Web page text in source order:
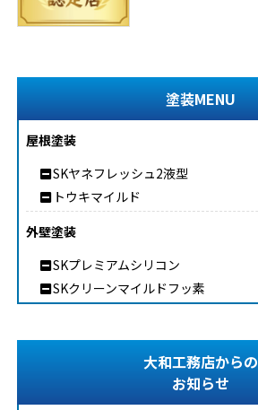
塗装MENU
屋根塗装
SKヤネフレッシュ2液型
トウキマイルド
外壁塗装
SKプレミアムシリコン
SKクリーンマイルドフッ素
大和工務店からの
お知らせ